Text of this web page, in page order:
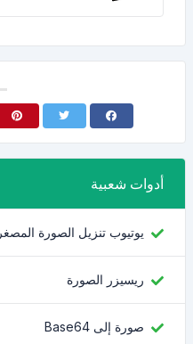
أدوات شعبية
يوتيوب تنزيل الصورة
ريسيزر الصورة
صورة إلى Base64